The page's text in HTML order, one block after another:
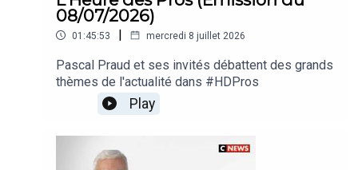
08/07/2026)
01:45:53 | mercredi 8 juillet 2026
Pascal Praud et ses invités débattent des grands
thèmes de l'actualité dans #HDPros
Play